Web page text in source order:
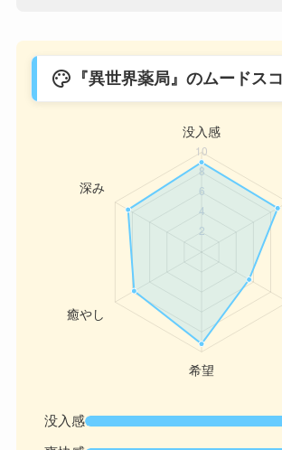
palette 『異世界薬局』のムードス
没入感